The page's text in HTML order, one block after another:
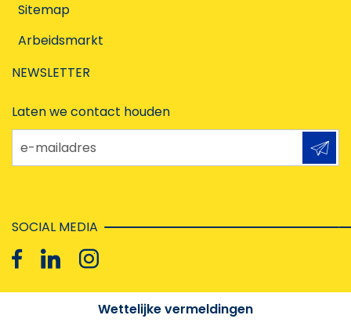
Sitemap
Arbeidsmarkt
NEWSLETTER
Laten we contact houden
e-mailadres
SOCIAL MEDIA
Wettelijke vermeldingen